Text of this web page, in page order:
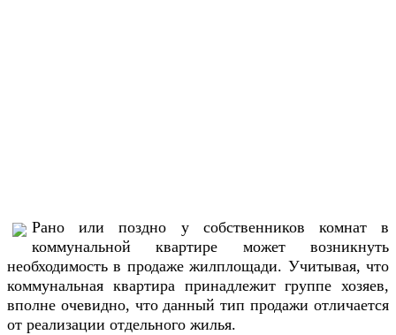
Рано или поздно у собственников комнат в
коммунальной квартире может возникнуть
необходимость в продаже жилплощади. Учитывая, что
коммунальная квартира принадлежит группе хозяев,
вполне очевидно, что данный тип продажи отличается
от реализации отдельного жилья.